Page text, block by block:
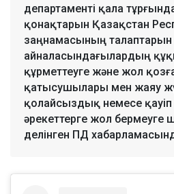
департаменті қала
қонақтарын Қазақстан
заңнамасының талаптарын
айналасындағылардың
құрметтеуге және жол
қатысушылары мен жаяу
қолайсыздық немесе қауіп
әрекеттерге жол
делінген ПД